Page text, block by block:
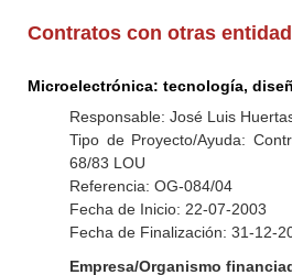
Contratos con otras
Microelectrónica: tecnología,
Responsable: José Luis
Tipo de Proyecto/Ayuda:
68/83 LOU
Referencia: OG-084/04
Fecha de Inicio: 22-07-2003
Fecha de Finalización: 31-12-
Empresa/Organismo